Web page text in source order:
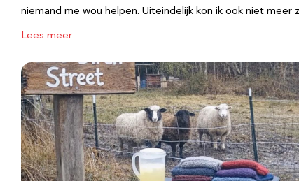
niemand me wou helpen. Uiteindelijk kon ik ook niet meer
Lees meer